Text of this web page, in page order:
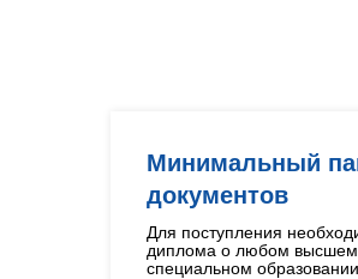
Минимальный
документов
Для поступления
диплома о любом
специальном